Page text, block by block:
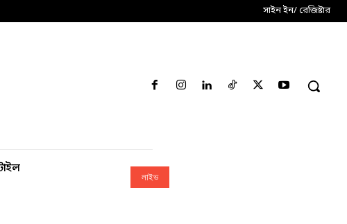
সাইন ইন/ রেজিষ্টার
লাইভ